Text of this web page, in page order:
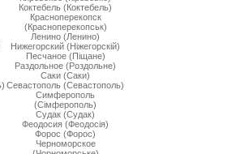
Коктебель (Коктебель)
Красноперекопск
(Красноперекопськ)
Ленино (Ленино)
Нижегорский (Нiжегорскiй)
Песчаное (Пiщане)
Раздольное (Роздольне)
Саки (Саки)
Севастополь (Севастополь)
Симферополь
(Сiмферополь)
Судак (Судак)
Феодосия (Феодосiя)
Форос (Форос)
Черноморское